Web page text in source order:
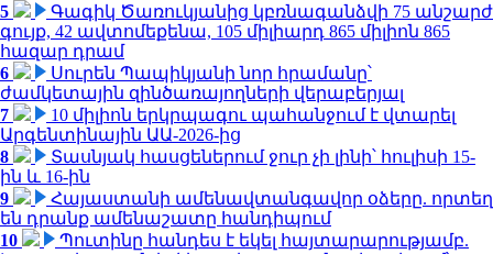
5
Գագիկ Ծառուկյանից կբռնագանձվի 75 անշարժ
գույք, 42 ավտոմեքենա, 105 միլիարդ 865 միլիոն 865
հազար դրամ
6
Սուրեն Պապիկյանի նոր հրամանը՝
ժամկետային զինծառայողների վերաբերյալ
7
10 միլիոն երկրպագու պահանջում է վտարել
Արգենտինային ԱԱ-2026-ից
8
Տասնյակ հասցեներում ջուր չի լինի՝ հուլիսի 15-
ին և 16-ին
9
Հայաստանի ամենավտանգավոր օձերը. որտեղ
են դրանք ամենաշատը հանդիպում
10
Պուտինը հանդես է եկել հայտարարությամբ.